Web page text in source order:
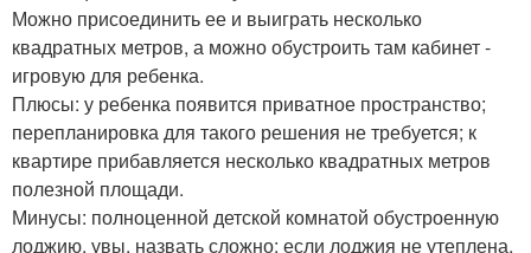
Можно присоединить ее и выиграть несколько
квадратных метров, а можно обустроить там кабинет -
игровую для ребенка.
Плюсы: у ребенка появится приватное пространство;
перепланировка для такого решения не требуется; к
квартире прибавляется несколько квадратных метров
полезной площади.
Минусы: полноценной детской комнатой обустроенную
лоджию, увы, назвать сложно; если лоджия не утеплена,